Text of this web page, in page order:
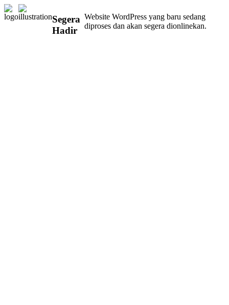
Segera
Hadir
Website WordPress yang baru sedang
diproses dan akan segera dionlinekan.